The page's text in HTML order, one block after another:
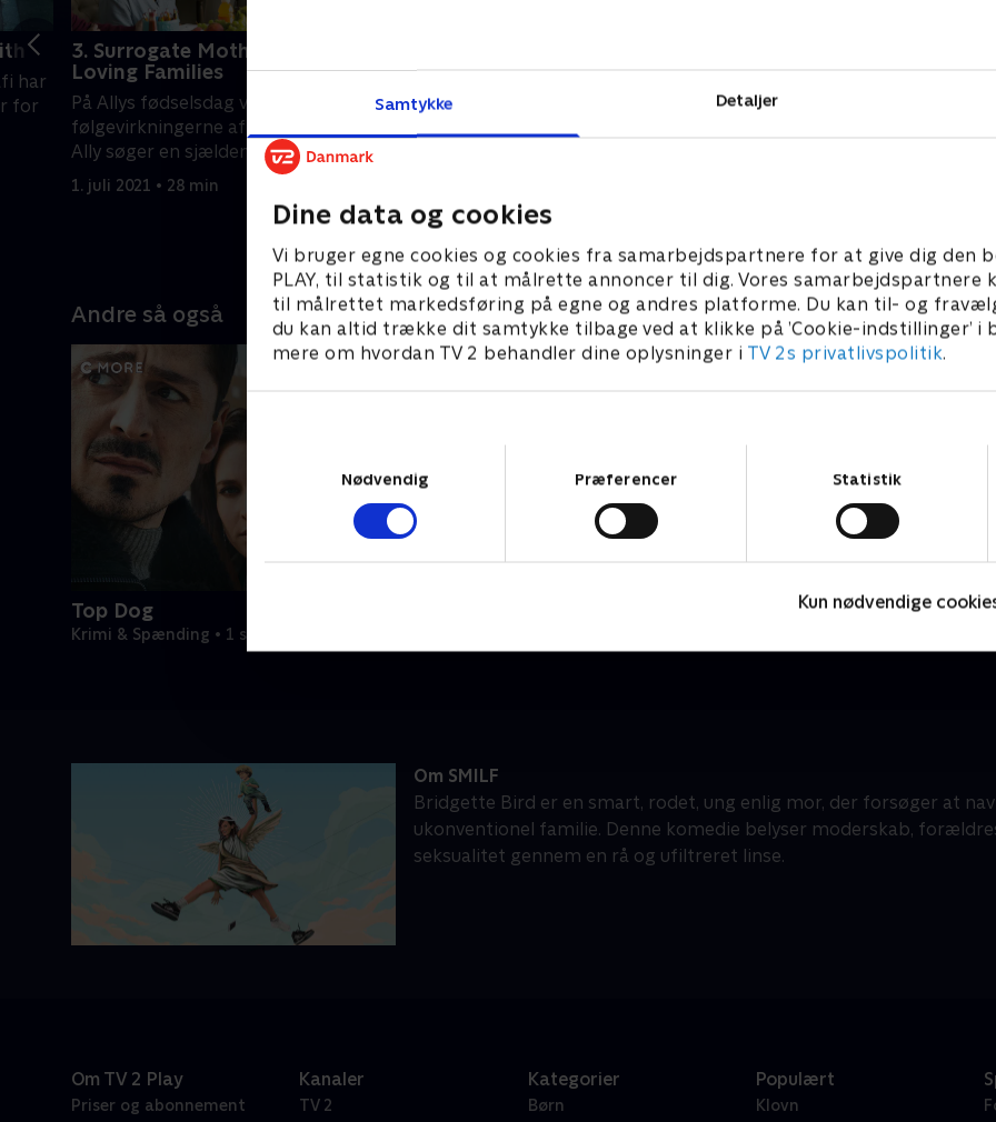
Samtykke Detaljer
Dine data og cookies
Vi bruger egne cookies og cookies fra samarbejdspartnere for at give dig den
PLAY, til statistik og til at målrette annoncer til dig. Vores samarbejdspartnere
til målrettet markedsføring på egne og andres platforme. Du kan til- og
du kan altid trække dit samtykke tilbage ved at klikke på ’Cookie-indstillinger’ i
mere om hvordan TV 2 behandler dine oplysninger i TV 2s privatlivspolitik.
Nødvendig
Præferencer Statistik
Kun nødvendige
har
for
3. Surrogate Mothers Inspire
Loving Families
På Allys fødselsdag viser tre historier
følgevirkningerne af Bridgettes bytur.
Ally søger en sjælden Birkin-taske.
1. juli 2021 • 28 min
riges biledskønne liv, da hun tilbringer
en overdådig dag til polokamp som
sig på at blive forældre.
Andre så også
Top Dog
Krimi & Spænding • 1 sæsoner
Om SMILF
Bridgette Bird er en smart, rodet, ung enlig mor, der forsøger at
ukonventionel familie. Denne komedie belyser moderskab,
seksualitet gennem en rå og ufiltreret linse.
Om TV 2 Play
Priser og abonnement
Kanaler
TV 2
Kategorier
Børn
Populært
Klovn